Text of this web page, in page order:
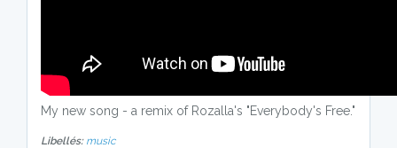
My new song - a remix of Rozalla's "Everybody's Free."
Libellés: music